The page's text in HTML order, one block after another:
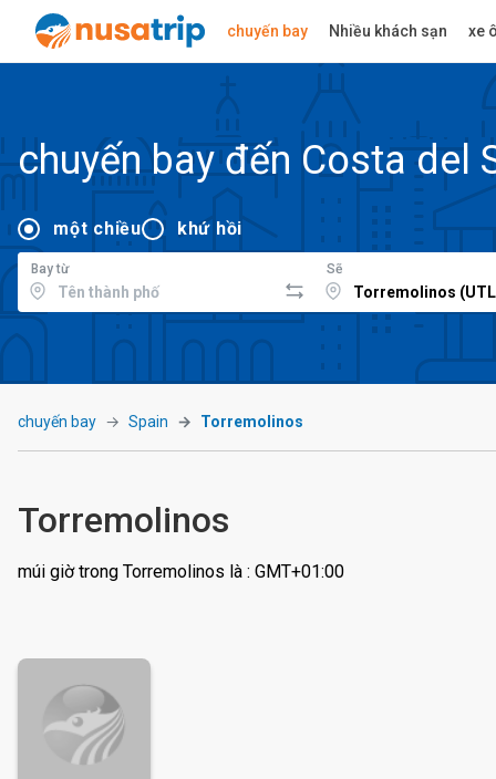
chuyến bay Nhiều khách sạn xe
chuyến bay đến Costa del
một chiều khứ hồi
Bay từ Sẽ
chuyến bay Spain Torremolinos
Torremolinos
múi giờ trong Torremolinos là : GMT+01:00